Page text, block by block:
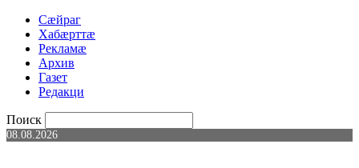
Сæйраг
Хабæрттæ
Рекламæ
Архив
Газет
Редакци
Поиск
08.08.2026